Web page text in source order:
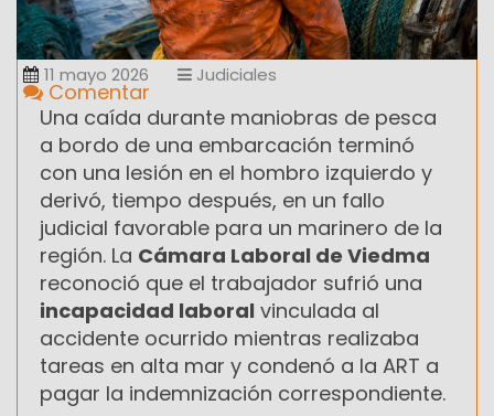
11 mayo 2026 Judiciales
Comentar
Una caída durante maniobras de pesca
a bordo de una embarcación terminó
con una lesión en el hombro izquierdo y
derivó, tiempo después, en un fallo
judicial favorable para un marinero de la
región. La Cámara Laboral de Viedma
reconoció que el trabajador sufrió una
incapacidad laboral vinculada al
accidente ocurrido mientras realizaba
tareas en alta mar y condenó a la ART a
pagar la indemnización correspondiente.